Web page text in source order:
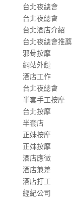
台北夜總會
台北夜總會
台北酒店介紹
台北夜總會推薦
邪骨按摩
網站外鏈
酒店工作
台北夜總會
半套手工按摩
台北按摩
半套店
正妹按摩
正妹按摩
酒店應徵
酒店兼差
酒店打工
經紀公司